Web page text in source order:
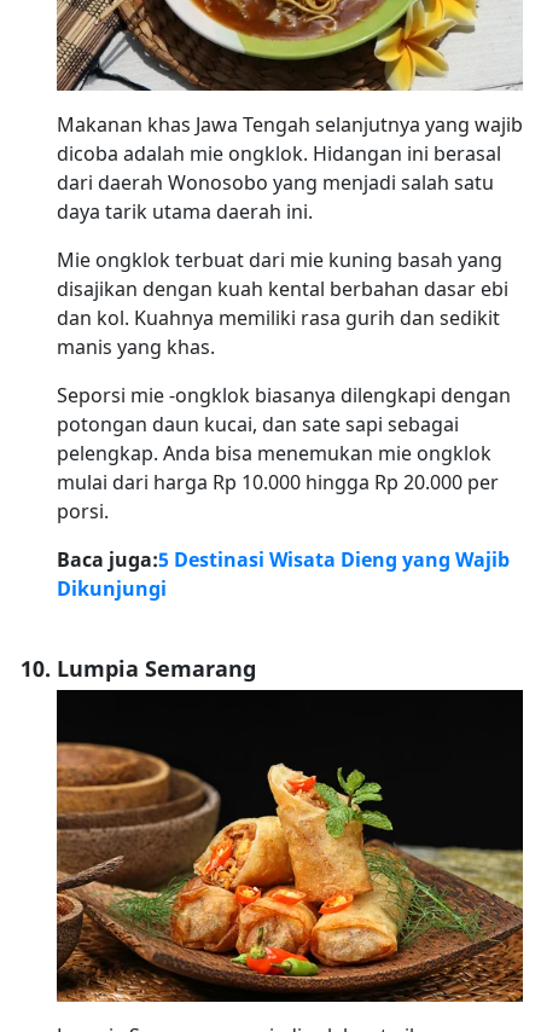
Makanan khas Jawa Tengah selanjutnya yang wajib
dicoba adalah mie ongklok. Hidangan ini berasal
dari daerah Wonosobo yang menjadi salah satu
daya tarik utama daerah ini.
Mie ongklok terbuat dari mie kuning basah yang
disajikan dengan kuah kental berbahan dasar ebi
dan kol. Kuahnya memiliki rasa gurih dan sedikit
manis yang khas.
Seporsi mie -ongklok biasanya dilengkapi dengan
potongan daun kucai, dan sate sapi sebagai
pelengkap. Anda bisa menemukan mie ongklok
mulai dari harga Rp 10.000 hingga Rp 20.000 per
porsi.
Baca juga:5 Destinasi Wisata Dieng yang Wajib
Dikunjungi
Lumpia Semarang